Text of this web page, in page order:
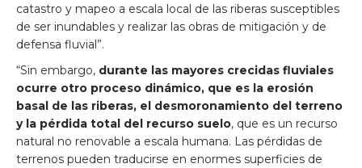
catastro y mapeo a escala local de las riberas susceptibles
de ser inundables y realizar las obras de mitigación y de
defensa fluvial”.
“Sin embargo, durante las mayores crecidas fluviales
ocurre otro proceso dinámico, que es la erosión
basal de las riberas, el desmoronamiento del terreno
y la pérdida total del recurso suelo, que es un recurso
natural no renovable a escala humana. Las pérdidas de
terrenos pueden traducirse en enormes superficies de